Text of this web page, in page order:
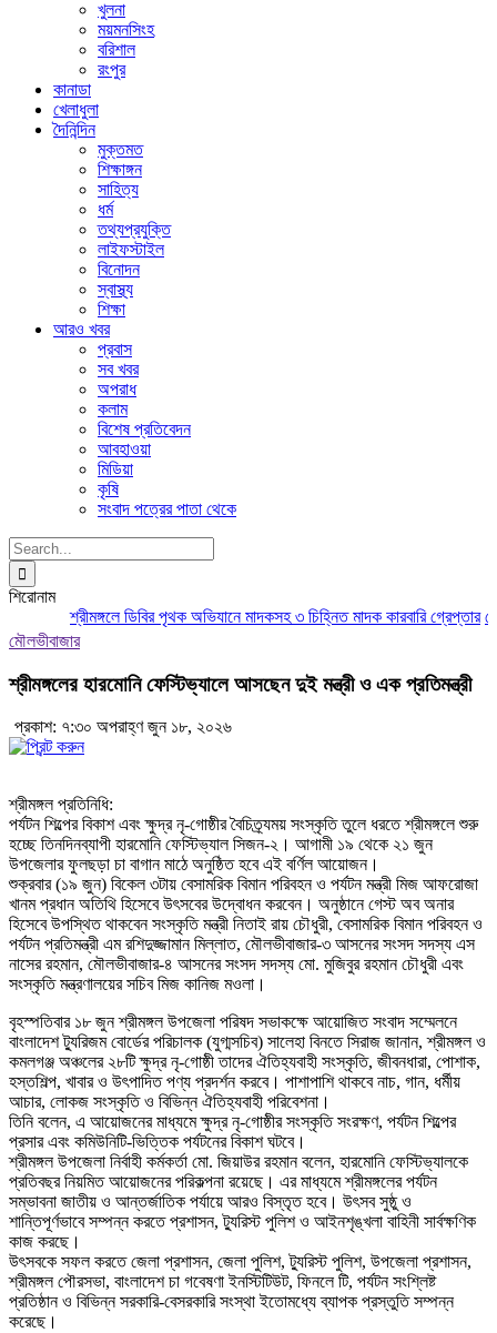
খুলনা
ময়মনসিংহ
বরিশাল
রংপুর
কানাডা
খেলাধুলা
দৈনিন্দিন
মুক্তমত
শিক্ষাঙ্গন
সাহিত্য
ধর্ম
তথ্যপ্রযুক্তি
লাইফস্টাইল
বিনোদন
স্বাস্থ্য
শিক্ষা
আরও খবর
প্রবাস
সব খবর
অপরাধ
কলাম
বিশেষ প্রতিবেদন
আবহাওয়া
মিডিয়া
কৃষি
সংবাদ পত্রের পাতা থেকে
Search
for:
শিরোনাম
শ্রীমঙ্গলে ডিবির পৃথক অভিযানে মাদকসহ ৩ চিহ্নিত মাদক কারবারি গ্রেপ্তার
মৌলভীবাজার
শ্রীমঙ্গলের হারমোনি ফেস্টিভ্যালে আসছেন দুই মন্ত্রী ও এক প্রতিমন্ত্রী
প্রকাশ: ৭:৩০ অপরাহ্ণ জুন ১৮, ২০২৬
শ্রীমঙ্গল প্রতিনিধি:
পর্যটন শিল্পের বিকাশ এবং ক্ষুদ্র নৃ-গোষ্ঠীর বৈচিত্র্যময় সংস্কৃতি তুলে ধরতে শ্রীমঙ্গলে শুরু
হচ্ছে তিনদিনব্যাপী হারমোনি ফেস্টিভ্যাল সিজন-২। আগামী ১৯ থেকে ২১ জুন
উপজেলার ফুলছড়া চা বাগান মাঠে অনুষ্ঠিত হবে এই বর্ণিল আয়োজন।
শুক্রবার (১৯ জুন) বিকেল ৩টায় বেসামরিক বিমান পরিবহন ও পর্যটন মন্ত্রী মিজ আফরোজা
খানম প্রধান অতিথি হিসেবে উৎসবের উদ্বোধন করবেন। অনুষ্ঠানে গেস্ট অব অনার
হিসেবে উপস্থিত থাকবেন সংস্কৃতি মন্ত্রী নিতাই রায় চৌধুরী, বেসামরিক বিমান পরিবহন ও
পর্যটন প্রতিমন্ত্রী এম রশিদুজ্জামান মিল্লাত, মৌলভীবাজার-৩ আসনের সংসদ সদস্য এস
নাসের রহমান, মৌলভীবাজার-৪ আসনের সংসদ সদস্য মো. মুজিবুর রহমান চৌধুরী এবং
সংস্কৃতি মন্ত্রণালয়ের সচিব মিজ কানিজ মওলা।
বৃহস্পতিবার ১৮ জুন শ্রীমঙ্গল উপজেলা পরিষদ সভাকক্ষে আয়োজিত সংবাদ সম্মেলনে
বাংলাদেশ ট্যুরিজম বোর্ডের পরিচালক (যুগ্মসচিব) সালেহা বিনতে সিরাজ জানান, শ্রীমঙ্গল ও
কমলগঞ্জ অঞ্চলের ২৮টি ক্ষুদ্র নৃ-গোষ্ঠী তাদের ঐতিহ্যবাহী সংস্কৃতি, জীবনধারা, পোশাক,
হস্তশিল্প, খাবার ও উৎপাদিত পণ্য প্রদর্শন করবে। পাশাপাশি থাকবে নাচ, গান, ধর্মীয়
আচার, লোকজ সংস্কৃতি ও বিভিন্ন ঐতিহ্যবাহী পরিবেশনা।
তিনি বলেন, এ আয়োজনের মাধ্যমে ক্ষুদ্র নৃ-গোষ্ঠীর সংস্কৃতি সংরক্ষণ, পর্যটন শিল্পের
প্রসার এবং কমিউনিটি-ভিত্তিক পর্যটনের বিকাশ ঘটবে।
শ্রীমঙ্গল উপজেলা নির্বাহী কর্মকর্তা মো. জিয়াউর রহমান বলেন, হারমোনি ফেস্টিভ্যালকে
প্রতিবছর নিয়মিত আয়োজনের পরিকল্পনা রয়েছে। এর মাধ্যমে শ্রীমঙ্গলের পর্যটন
সম্ভাবনা জাতীয় ও আন্তর্জাতিক পর্যায়ে আরও বিস্তৃত হবে। উৎসব সুষ্ঠু ও
শান্তিপূর্ণভাবে সম্পন্ন করতে প্রশাসন, ট্যুরিস্ট পুলিশ ও আইনশৃঙ্খলা বাহিনী সার্বক্ষণিক
কাজ করছে।
উৎসবকে সফল করতে জেলা প্রশাসন, জেলা পুলিশ, ট্যুরিস্ট পুলিশ, উপজেলা প্রশাসন,
শ্রীমঙ্গল পৌরসভা, বাংলাদেশ চা গবেষণা ইনস্টিটিউট, ফিনলে টি, পর্যটন সংশ্লিষ্ট
প্রতিষ্ঠান ও বিভিন্ন সরকারি-বেসরকারি সংস্থা ইতোমধ্যে ব্যাপক প্রস্তুতি সম্পন্ন
করেছে।